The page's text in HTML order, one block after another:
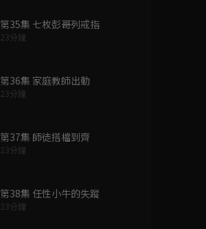
第35集 七枚彭哥列戒指
23分鐘
第36集 家庭教師出動
23分鐘
第37集 師徒搭檔到齊
23分鐘
第38集 任性小牛的失蹤
23分鐘